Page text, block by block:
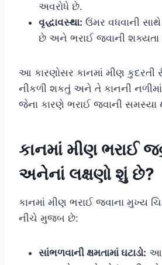
અવરોધે છે.
વૃદ્ધાવસ્થા: ઉંમર વધવાની
છે અને ભરાઈ જવાની શક્યતા
આ કારણોસર કાનમાં મીણ કુદરતી
નીકળી શકતું અને તે કાનની
જેના કારણે ભરાઈ જવાની સમસ્યા
કાનમાં મીણ ભરાઈ
અનેનાં લક્ષણો શું છે?
કાનમાં મીણ ભરાઈ જવાના મુખ્ય
નીચે મુજબ છે:
સાંભળવાની ક્ષમતામાં ઘટાડો: આ